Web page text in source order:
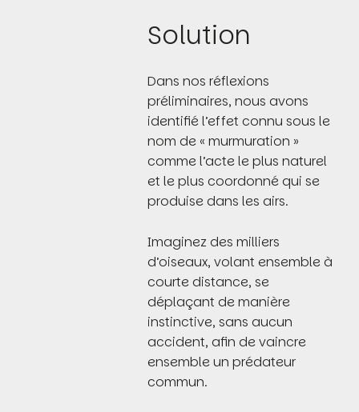
Solution
Dans nos réflexions
préliminaires, nous avons
identifié l’effet connu sous le
nom de « murmuration »
comme l’acte le plus naturel
et le plus coordonné qui se
produise dans les airs.
Imaginez des milliers
d’oiseaux, volant ensemble à
courte distance, se
déplaçant de manière
instinctive, sans aucun
accident, afin de vaincre
ensemble un prédateur
commun.